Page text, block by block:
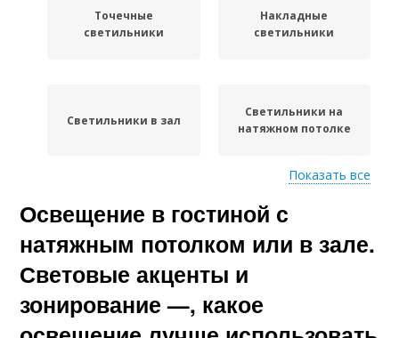
Точечные
светильники
Накладные
светильники
Светильники в зал
Светильники на
натяжном потолке
Светильники на
натяжных потолках
Показать все
Освещение в гостиной с
натяжным потолком или в зале.
Световые акценты и
зонирование —, какое